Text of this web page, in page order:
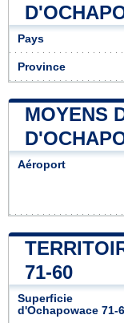
Pays
Province
MOYENS
Aéroport
71-60
Superficie
d'Ochapowace 71-